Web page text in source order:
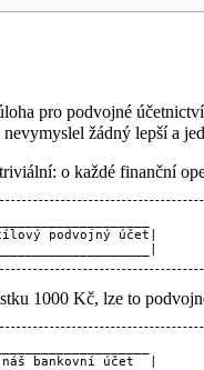
pro podvojné
žádný lepší a
o každé finanční
podvojný účet|
1000 Kč, lze to
bankovní účet  |